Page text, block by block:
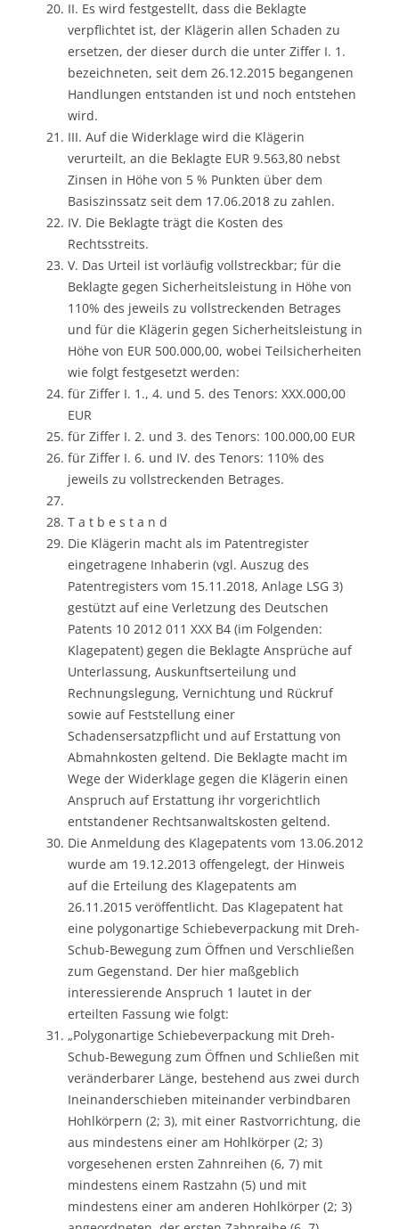
II. Es wird festgestellt, dass die Beklagte
verpflichtet ist, der Klägerin allen Schaden zu
ersetzen, der dieser durch die unter Ziffer I. 1.
bezeichneten, seit dem 26.12.2015 begangenen
Handlungen entstanden ist und noch entstehen
wird.
III. Auf die Widerklage wird die Klägerin
verurteilt, an die Beklagte EUR 9.563,80 nebst
Zinsen in Höhe von 5 % Punkten über dem
Basiszinssatz seit dem 17.06.2018 zu zahlen.
IV. Die Beklagte trägt die Kosten des
Rechtsstreits.
V. Das Urteil ist vorläufig vollstreckbar; für die
Beklagte gegen Sicherheitsleistung in Höhe von
110% des jeweils zu vollstreckenden Betrages
und für die Klägerin gegen Sicherheitsleistung in
Höhe von EUR 500.000,00, wobei Teilsicherheiten
wie folgt festgesetzt werden:
für Ziffer I. 1., 4. und 5. des Tenors: XXX.000,00
EUR
für Ziffer I. 2. und 3. des Tenors: 100.000,00 EUR
für Ziffer I. 6. und IV. des Tenors: 110% des
jeweils zu vollstreckenden Betrages.
T a t b e s t a n d
Die Klägerin macht als im Patentregister
eingetragene Inhaberin (vgl. Auszug des
Patentregisters vom 15.11.2018, Anlage LSG 3)
gestützt auf eine Verletzung des Deutschen
Patents 10 2012 011 XXX B4 (im Folgenden:
Klagepatent) gegen die Beklagte Ansprüche auf
Unterlassung, Auskunftserteilung und
Rechnungslegung, Vernichtung und Rückruf
sowie auf Feststellung einer
Schadensersatzpflicht und auf Erstattung von
Abmahnkosten geltend. Die Beklagte macht im
Wege der Widerklage gegen die Klägerin einen
Anspruch auf Erstattung ihr vorgerichtlich
entstandener Rechtsanwaltskosten geltend.
Die Anmeldung des Klagepatents vom 13.06.2012
wurde am 19.12.2013 offengelegt, der Hinweis
auf die Erteilung des Klagepatents am
26.11.2015 veröffentlicht. Das Klagepatent hat
eine polygonartige Schiebeverpackung mit Dreh-
Schub-Bewegung zum Öffnen und Verschließen
zum Gegenstand. Der hier maßgeblich
interessierende Anspruch 1 lautet in der
erteilten Fassung wie folgt:
„Polygonartige Schiebeverpackung mit Dreh-
Schub-Bewegung zum Öffnen und Schließen mit
veränderbarer Länge, bestehend aus zwei durch
Ineinanderschieben miteinander verbindbaren
Hohlkörpern (2; 3), mit einer Rastvorrichtung, die
aus mindestens einer am Hohlkörper (2; 3)
vorgesehenen ersten Zahnreihen (6, 7) mit
mindestens einem Rastzahn (5) und mit
mindestens einer am anderen Hohlkörper (2; 3)